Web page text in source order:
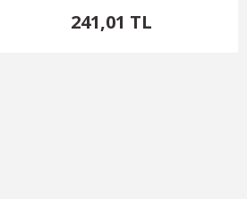
241,01 TL